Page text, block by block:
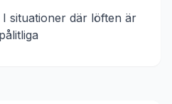
I situationer där löften är